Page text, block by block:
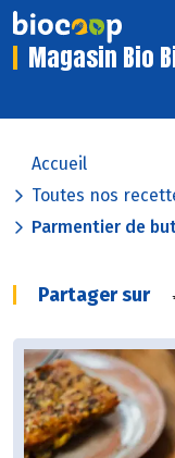
Magasin Bio
Accueil
Toutes nos
Parmentier de
Partager sur